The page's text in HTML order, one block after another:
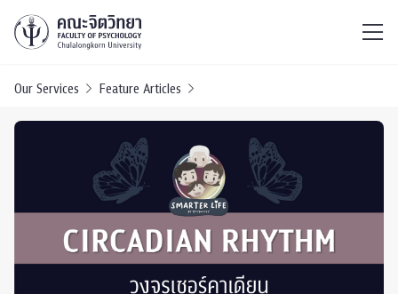
Our Services Feature Articles